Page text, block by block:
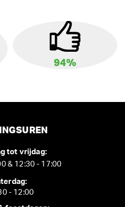
94%
tot vrijdag:
& 12:30 - 17:00
- 12:00